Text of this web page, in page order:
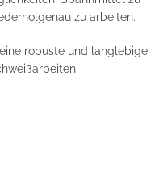
zu arbeiten.
robuste und langlebige